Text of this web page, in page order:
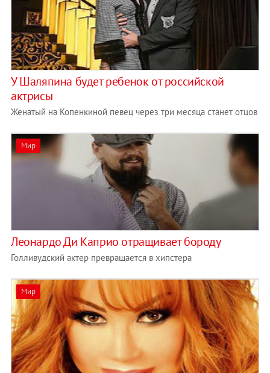
У Шаляпина будет ребенок от российской
актрисы
Женатый на Копенкиной певец через три месяца станет отцов
Мир
Леонардо Ди Каприо отращивает бороду
Голливудский актер превращается в хипстера
Мир